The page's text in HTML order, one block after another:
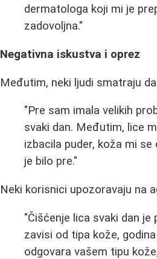
dermatologa koji mi je
zadovoljna."
Negativna iskustva i oprez
Međutim, neki ljudi smatraju
"Pre sam imala velikih
svaki dan. Međutim, lice
izbacila puder, koža mi
je bilo pre."
Neki korisnici upozoravaju na
"Čišćenje lica svaki dan
zavisi od tipa kože,
odgovara vašem tipu